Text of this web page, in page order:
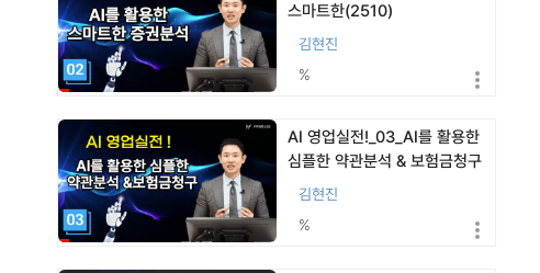
스마트한(2510)
김현진
%
AI 영업실전!_03_AI를 활용한
심플한 약관분석 & 보험금청구
(2510)
김현진
%